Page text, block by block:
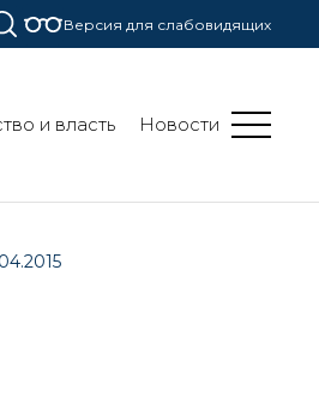
Версия для слабовидящих
и власть Новости